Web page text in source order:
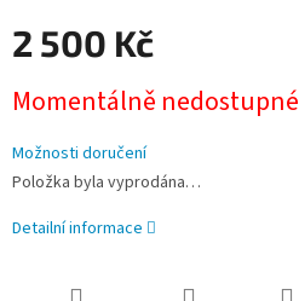
2 500 Kč
cena:
Momentálně nedostupné
Možnosti doručení
Položka byla vyprodána…
Detailní informace